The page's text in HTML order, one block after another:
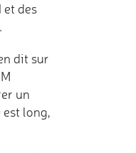
et des
dit sur
un
long,